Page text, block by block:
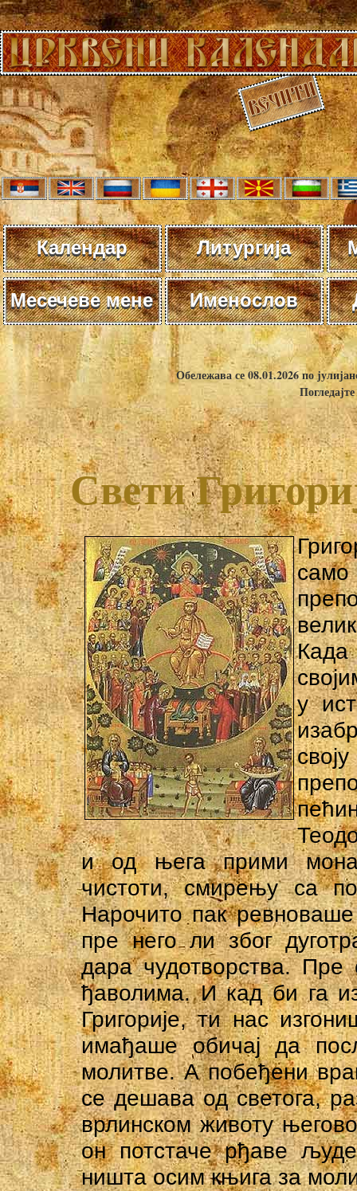
Календар Литургија
Месечеве мене Именослов
Обележава се 08.01.2026 по
Свети
у
и од њега прими
чистоти, смирењу са
Нарочито пак
пре него ли због
дара чудотворства.
ђаволима. И кад би га
Григорије, ти нас
имађаше обичај да
молитве. А побеђени
се дешава од светога,
врлинском животу
он потстаче рђаве
ништа осим књига за